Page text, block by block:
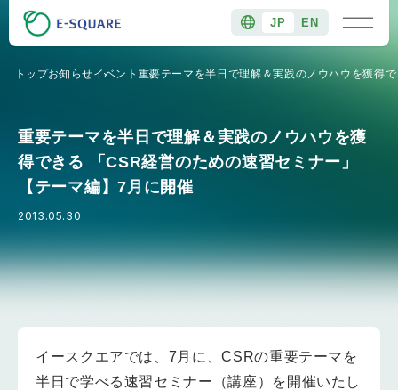
JP EN
トップお知らせイベント 重要テーマを半日で理解＆実践のノウハウを獲得
重要テーマを半日で理解＆実践のノウハウを獲
得できる 「CSR経営のための速習セミナー」
【テーマ編】7月に開催
2013.05.30
イースクエアでは、7月に、CSRの重要テーマを
半日で学べる速習セミナー（講座）を開催いたし